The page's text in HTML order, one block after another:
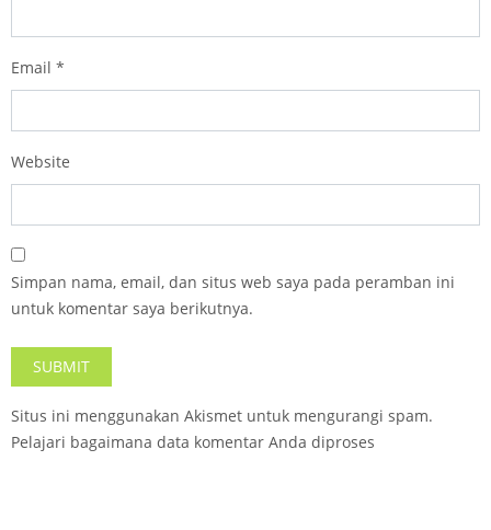
Email *
Website
Simpan nama, email, dan situs web saya pada peramban ini
untuk komentar saya berikutnya.
Situs ini menggunakan Akismet untuk mengurangi spam.
Pelajari bagaimana data komentar Anda diproses